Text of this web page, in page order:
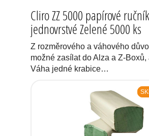
Cliro ZZ 5000 papírové
jednovrstvé Zelené 5000 ks
Z rozměrového a váhového
možné zasílat do Alza a Z-Boxů,
Váha jedné krabice…